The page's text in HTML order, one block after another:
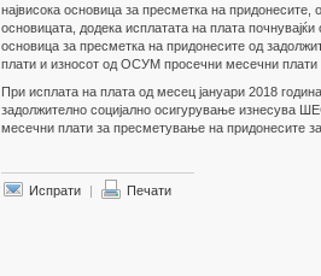
највисока основица за пресметка на
основицата, додека исплатата на плата
основица за пресметка на придонесите од
плати и износот од ОСУМ просечни месечни
При исплата на плата од месец јануари 2018
задолжително социјално осигурување изнесува
месечни плати за пресметување на придонесите
Испрати | Печати